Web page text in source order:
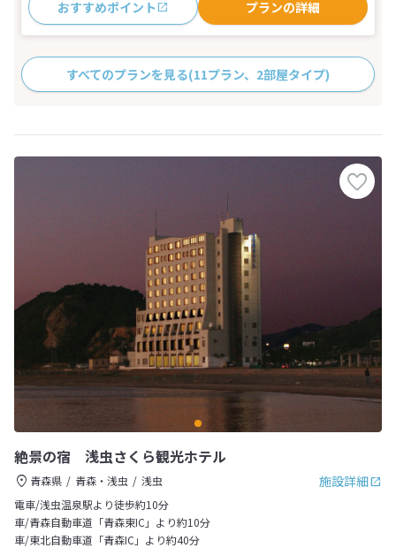
おすすめポイント プランの詳細
すべてのプランを見る(11プラン、2部屋タイプ)
絶景の宿 浅虫さくら観光ホテル
施設詳細
青森県 青森・浅虫
浅虫
電車/浅虫温泉駅より徒歩約10分
車/青森自動車道「青森東IC」より約10分
車/東北自動車道「青森IC」より約40分